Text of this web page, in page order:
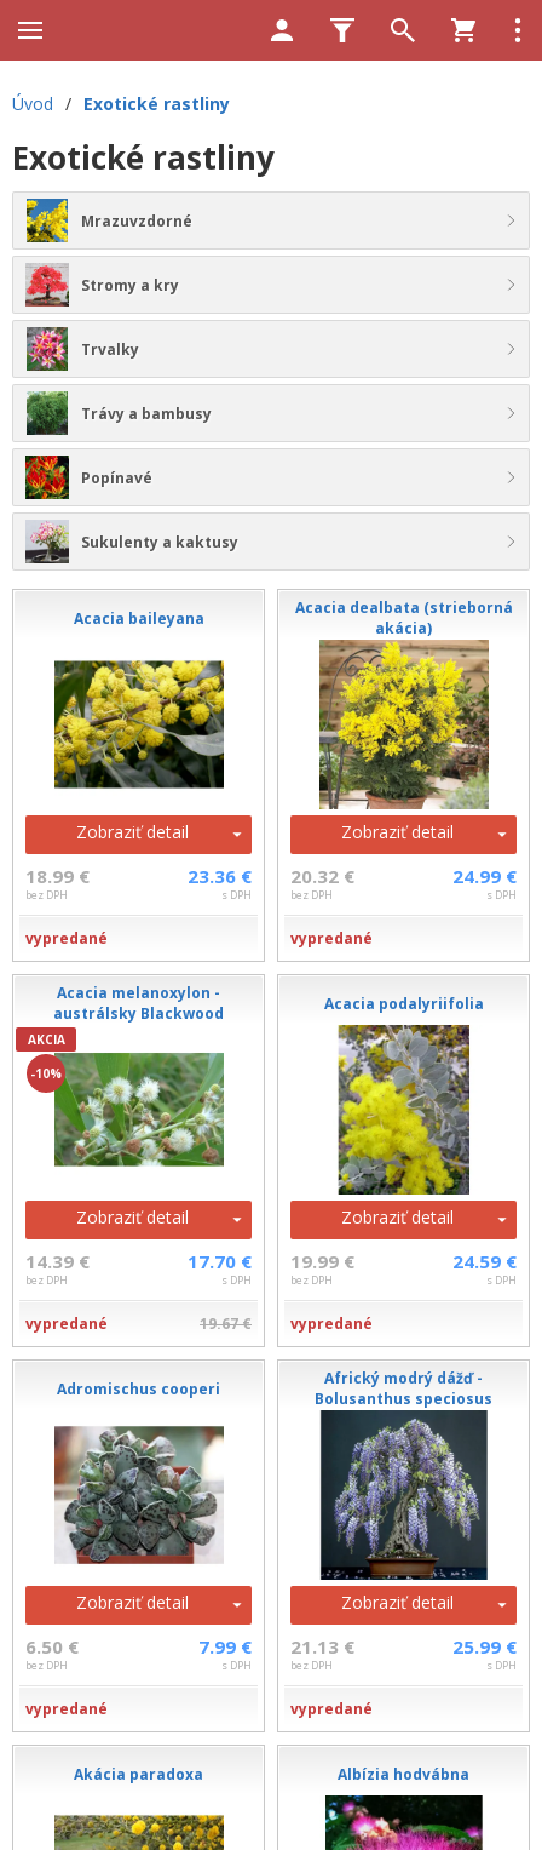
Úvod / Exotické rastliny
Exotické rastliny
Mrazuvzdorné
Stromy a kry
Trvalky
Trávy a bambusy
Popínavé
Sukulenty a kaktusy
Acacia baileyana
Zobraziť detail
18.99 €
bez DPH
23.36 €
s DPH
vypredané
Acacia dealbata (strieborná
akácia)
Zobraziť detail
20.32 €
bez DPH
24.99 €
s DPH
vypredané
Acacia melanoxylon -
austrálsky Blackwood
AKCIA
-10%
Zobraziť detail
14.39 €
bez DPH
17.70 €
s DPH
vypredané 19.67 €
Acacia podalyriifolia
Zobraziť detail
19.99 €
bez DPH
24.59 €
s DPH
vypredané
Adromischus cooperi
Zobraziť detail
6.50 €
bez DPH
7.99 €
s DPH
vypredané
Africký modrý dážď -
Bolusanthus speciosus
Zobraziť detail
21.13 €
bez DPH
25.99 €
s DPH
vypredané
Akácia paradoxa Albízia hodvábna